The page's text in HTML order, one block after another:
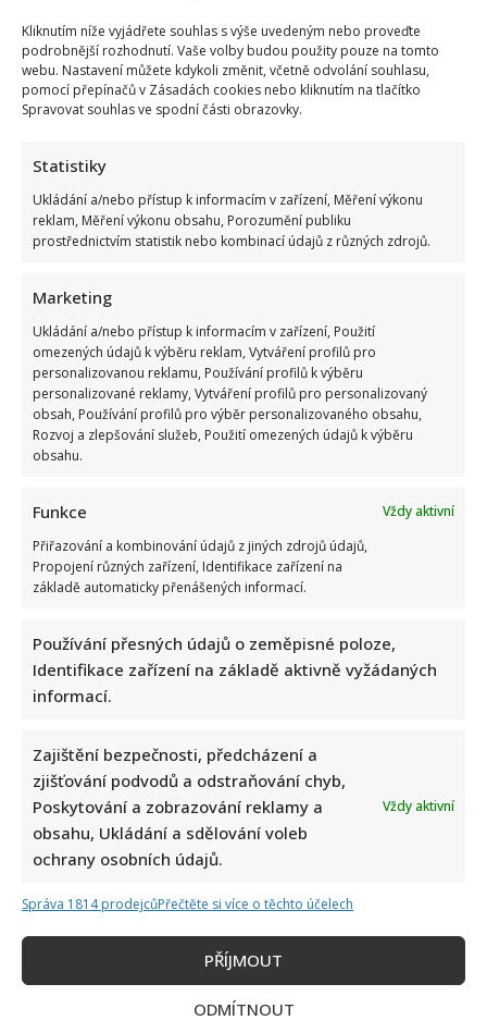
Kliknutím níže vyjádřete souhlas s výše uvedeným nebo proveďte
podrobnější rozhodnutí. Vaše volby budou použity pouze na tomto
webu. Nastavení můžete kdykoli změnit, včetně odvolání souhlasu,
pomocí přepínačů v Zásadách cookies nebo kliknutím na tlačítko
Spravovat souhlas ve spodní části obrazovky.
Statistiky
Ukládání a/nebo přístup k informacím v zařízení, Měření výkonu
reklam, Měření výkonu obsahu, Porozumění publiku
prostřednictvím statistik nebo kombinací údajů z různých zdrojů.
Marketing
Ukládání a/nebo přístup k informacím v zařízení, Použití
omezených údajů k výběru reklam, Vytváření profilů pro
personalizovanou reklamu, Používání profilů k výběru
personalizované reklamy, Vytváření profilů pro personalizovaný
obsah, Používání profilů pro výběr personalizovaného obsahu,
Rozvoj a zlepšování služeb, Použití omezených údajů k výběru
obsahu.
Funkce
Vždy aktivní
Přiřazování a kombinování údajů z jiných zdrojů údajů,
Propojení různých zařízení, Identifikace zařízení na
základě automaticky přenášených informací.
Používání přesných údajů o zeměpisné poloze,
Identifikace zařízení na základě aktivně vyžádaných
informací.
Zajištění bezpečnosti, předcházení a
zjišťování podvodů a odstraňování chyb,
Poskytování a zobrazování reklamy a
obsahu, Ukládání a sdělování voleb
ochrany osobních údajů.
Vždy aktivní
Správa 1814 prodejcůPřečtěte si více o těchto účelech
PŘÍJMOUT
ODMÍTNOUT
mladíci ubili kvůli banálnímu sporu
Stačila jedna fotka z dovolené, aby se na Babiše snesla další
Test znalostí staré češtiny: 10 výrazů z počátku 20. století
Dagmar Pecková pod palbou kritiky: Mračková Vildumetzová
Poslední chvíle Ivety Bartošové: Maminka z telefonátu
cítila zlepšení, poté přišla nejtvrdší rána